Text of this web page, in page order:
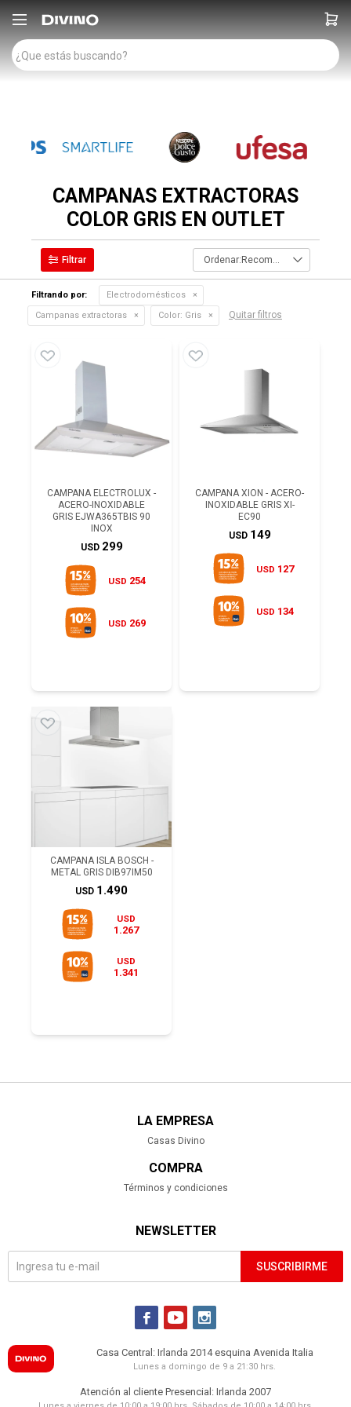

CAMPANAS EXTRACTORAS
COLOR GRIS EN OUTLET
Recomendados
Filtrando por:
Electrodomésticos
Campanas extractoras
Color: Gris Quitar filtros
CAMPANA ELECTROLUX -
ACERO-INOXIDABLE
GRIS EJWA365TBIS 90
INOX
USD 299
USD 254
USD 269
CAMPANA XION - ACERO-
INOXIDABLE GRIS XI-
EC90
USD 149
USD 127
USD 134
CAMPANA ISLA BOSCH -
METAL GRIS DIB97IM50
USD 1.490
USD
1.267
USD
1.341
LA EMPRESA
Casas Divino
COMPRA
Términos y condiciones
NEWSLETTER
SUSCRIBIRME
  
Casa Central: Irlanda 2014 esquina Avenida Italia
Lunes a domingo de 9 a 21:30 hrs.
Atención al cliente Presencial: Irlanda 2007